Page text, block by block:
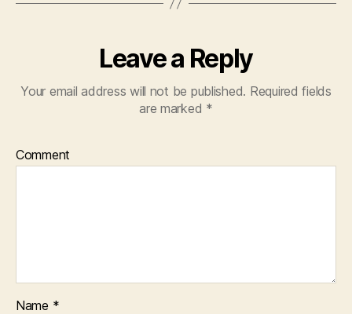
Leave a Reply
Your email address will not be published. Required fields
are marked *
Comment
Name *